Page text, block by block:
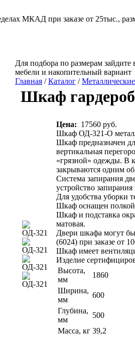
МКАД при заказе от 25тыс.,
Для подбора по размерам зайдите
мебели и накопительный вариант
Главная /Каталог /
Шкаф
Цена: 17560 руб.
Шкаф ОД-321-О
Шкаф предназначен
вертикальная
«грязной» одежды. В
закрываются одним
Система запирания
устройство
Для удобства уборки
Шкаф оснащен полкой
Шкаф и подставка
матовая.
Двери шкафа могут
(6024) при заказе от
Шкаф имеет
Изделие
Высота,
мм
1860
Ширина,
мм
600
Глубина,
мм
500
Масса, кг 39,2